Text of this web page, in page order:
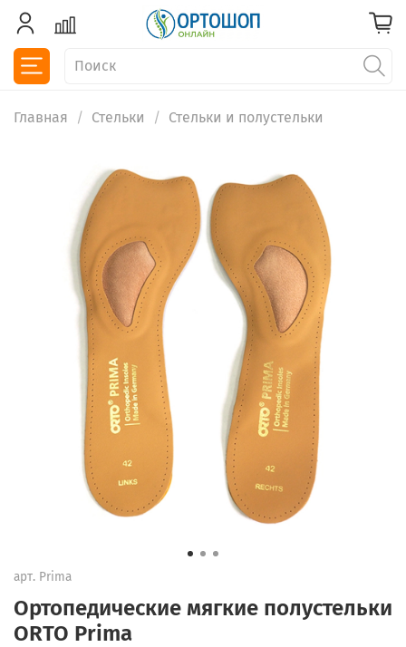
Главная Стельки Стельки и полустельки
арт. Prima
Ортопедические мягкие полустельки
ORTO Prima